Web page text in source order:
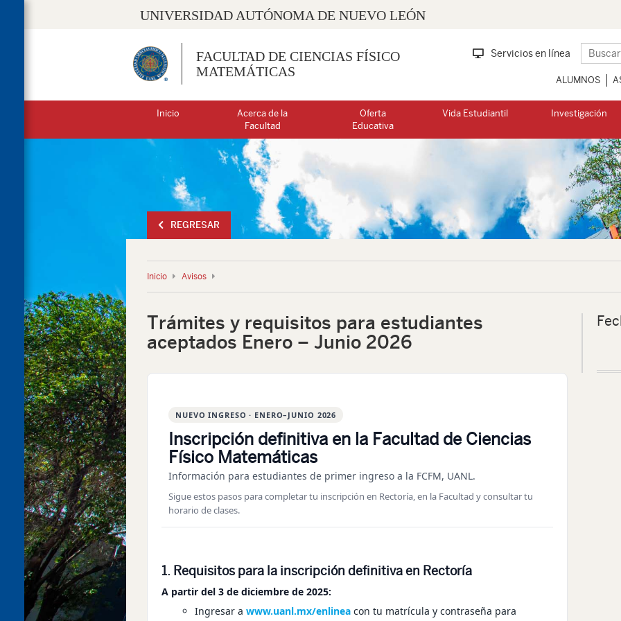
UNIVERSIDAD AUTÓNOMA DE NUEVO LEÓN
FACULTAD DE CIENCIAS FÍSICO
MATEMÁTICAS
Servicios en línea
ALUMNOS
Inicio
Acerca de la
Facultad
Oferta
Educativa
Vida Estudiantil Investigación
REGRESAR
Inicio Avisos
Trámites y requisitos para estudiantes
aceptados Enero – Junio 2026
NUEVO INGRESO · ENERO–JUNIO 2026
Inscripción definitiva en la Facultad de Ciencias
Físico Matemáticas
Información para estudiantes de primer ingreso a la FCFM, UANL.
Sigue estos pasos para completar tu inscripción en Rectoría, en la Facultad y consultar tu
horario de clases.
1. Requisitos para la inscripción definitiva en Rectoría
A partir del 3 de diciembre de 2025:
Ingresar a www.uanl.mx/enlinea con tu matrícula y contraseña para